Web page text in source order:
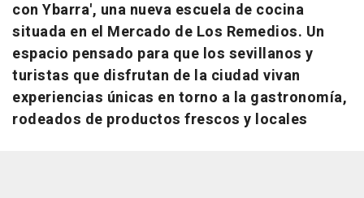
con Ybarra', una nueva escuela de cocina
situada en el Mercado de Los Remedios. Un
espacio pensado para que los sevillanos y
turistas que disfrutan de la ciudad vivan
experiencias únicas en torno a la gastronomía,
rodeados de productos frescos y locales